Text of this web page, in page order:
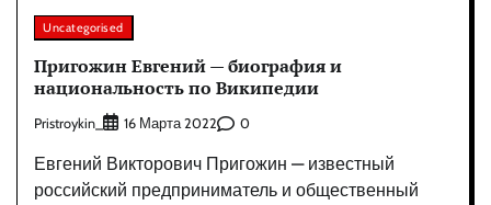
Uncategorised
Пригожин Евгений — биография и
национальность по Википедии
Pristroykin_ 16 Марта 2022 0
Евгений Викторович Пригожин — известный
российский предприниматель и общественный